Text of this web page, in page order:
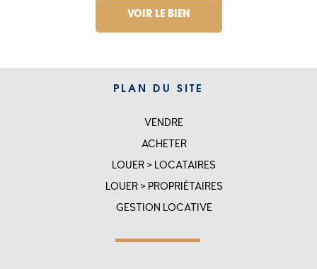
VOIR LE BIEN
PLAN DU SITE
VENDRE
ACHETER
LOUER > LOCATAIRES
LOUER > PROPRIÉTAIRES
GESTION LOCATIVE